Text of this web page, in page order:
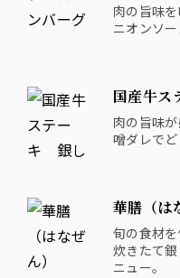
肉の旨味
ニオンソ
国産牛
肉の旨味
噌ダレでど
華膳（
旬の食材を
炊きたて
ニュー。